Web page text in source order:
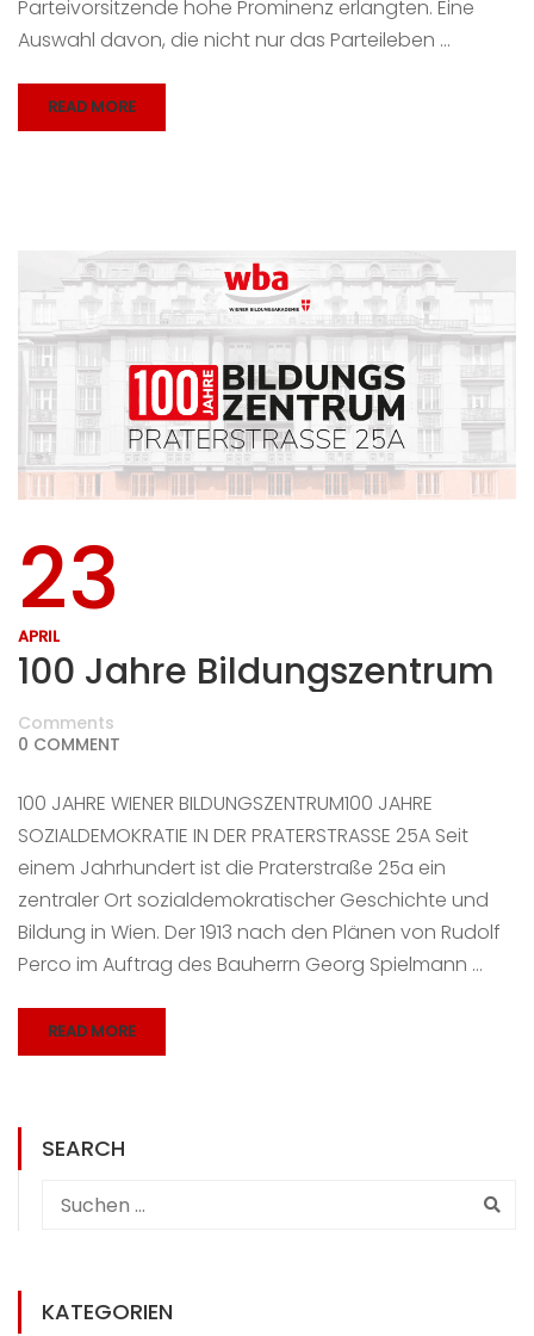
Parteivorsitzende hohe Prominenz erlangten. Eine
Auswahl davon, die nicht nur das Parteileben …
READ MORE
23
APRIL
100 Jahre Bildungszentrum
Comments
0 COMMENT
100 JAHRE WIENER BILDUNGSZENTRUM100 JAHRE
SOZIALDEMOKRATIE IN DER PRATERSTRASSE 25A Seit
einem Jahrhundert ist die Praterstraße 25a ein
zentraler Ort sozialdemokratischer Geschichte und
Bildung in Wien. Der 1913 nach den Plänen von Rudolf
Perco im Auftrag des Bauherrn Georg Spielmann …
READ MORE
SEARCH
KATEGORIEN